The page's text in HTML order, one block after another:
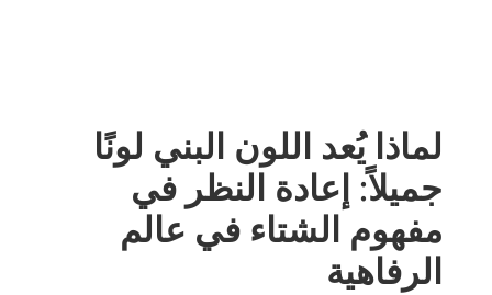
لماذا يُعد اللون البني لونًا
جميلاً: إعادة النظر في
مفهوم الشتاء في عالم
الرفاهية